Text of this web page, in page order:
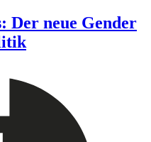
Der neue Gender